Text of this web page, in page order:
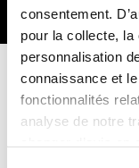
consentement.
pour la collecte, la
personnalisation
connaissance et
fonctionnalités
analyse de notre
Nos
Nos
Recrutement
Copyright